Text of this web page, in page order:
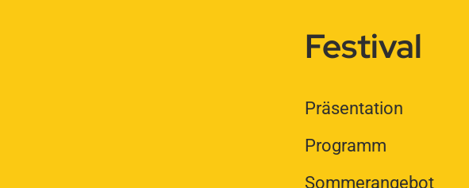
Festival
Präsentation
Programm
Sommerangebot